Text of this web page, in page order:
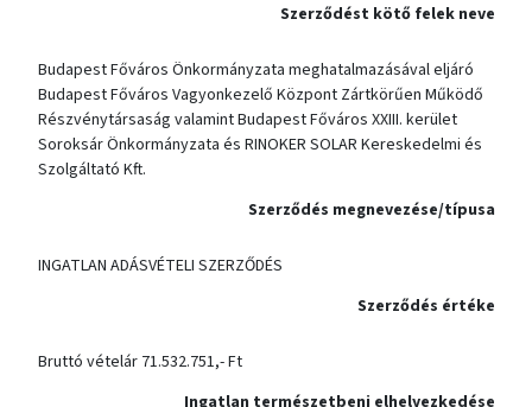
Szerződést kötő felek neve
Budapest Főváros Önkormányzata meghatalmazásával eljáró
Budapest Főváros Vagyonkezelő Központ Zártkörűen Működő
Részvénytársaság valamint Budapest Főváros XXIII. kerület
Soroksár Önkormányzata és RINOKER SOLAR Kereskedelmi és
Szolgáltató Kft.
Szerződés megnevezése/típusa
INGATLAN ADÁSVÉTELI SZERZŐDÉS
Szerződés értéke
Bruttó vételár 71.532.751,- Ft
Ingatlan természetbeni elhelyezkedése